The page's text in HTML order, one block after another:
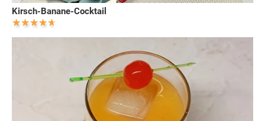
Kirsch-Banane-Cocktail